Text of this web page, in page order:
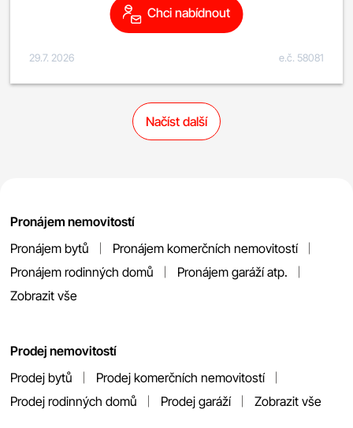
Chci nabídnout
29.7. 2026 e.č. 58081
Načíst další
Pronájem nemovitostí
Pronájem bytů
Pronájem komerčních nemovitostí
Pronájem rodinných domů
Pronájem garáží atp.
Zobrazit vše
Prodej nemovitostí
Prodej bytů
Prodej komerčních nemovitostí
Prodej rodinných domů
Prodej garáží Zobrazit vše